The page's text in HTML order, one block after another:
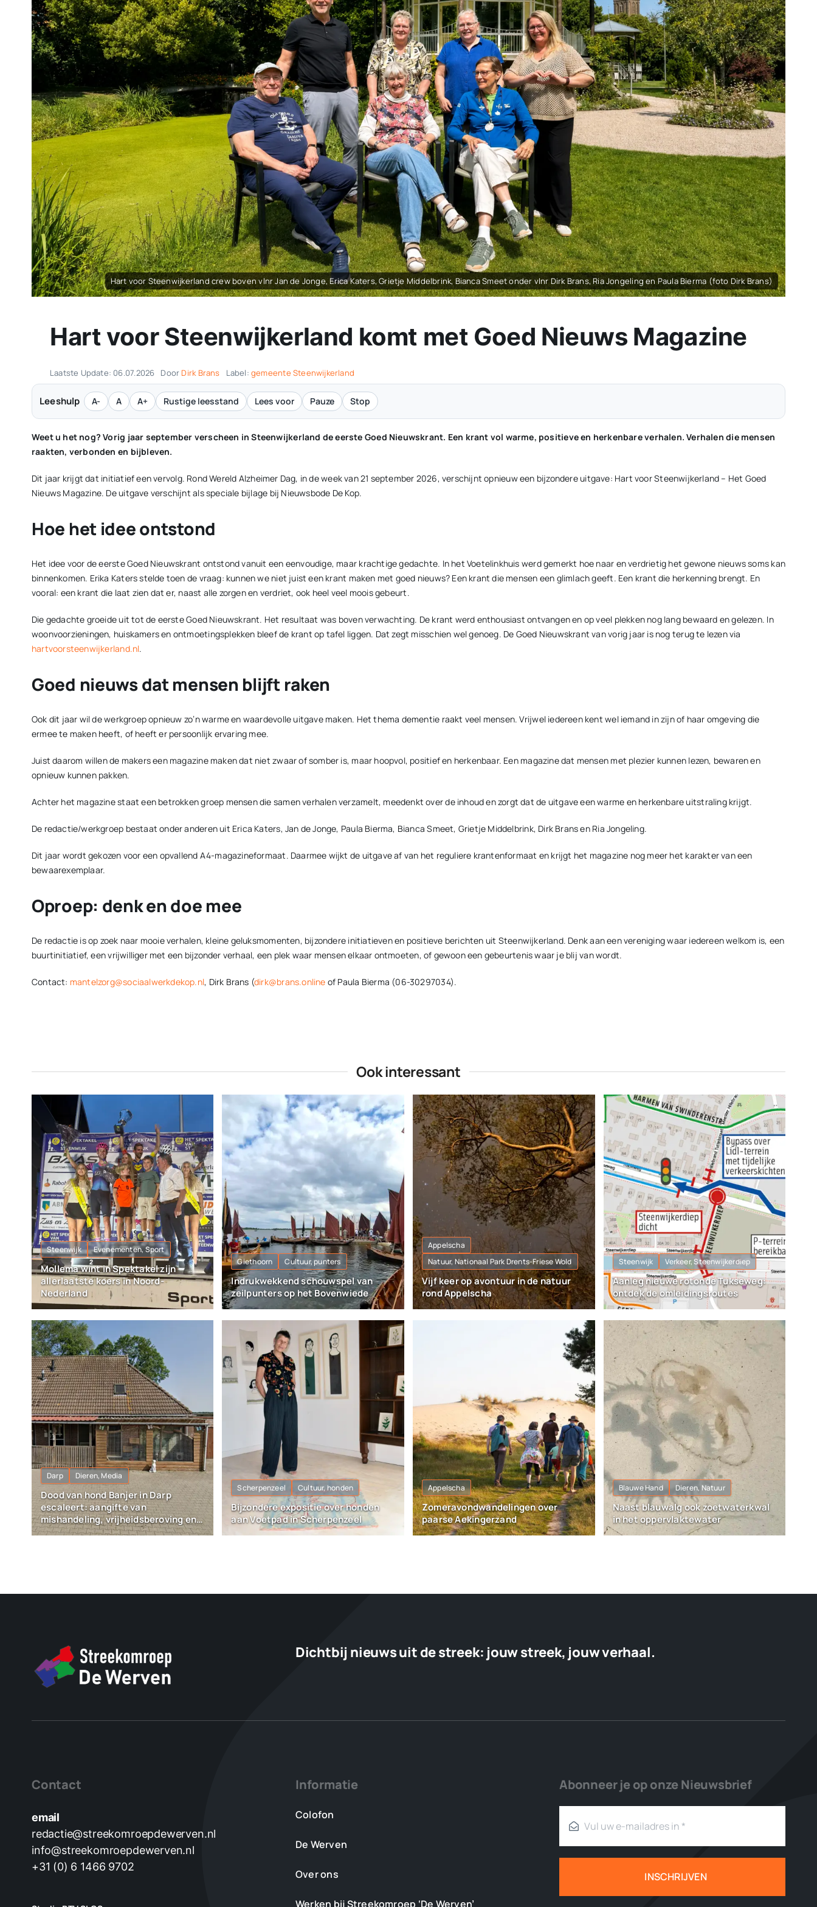
Hart voor Steenwijkerland crew boven vlnr Jan de Jonge, Erica Katers, Grietje Middelbrink, Bianca Smeet onder vlnr Dirk Brans, Ria Jongeling en Paula Bierma (foto Dirk Brans)
Hart voor Steenwijkerland komt met Goed Nieuws Magazine
Laatste Update: 06.07.2026 Door Dirk Brans Label:gemeente Steenwijkerland
Leeshulp A- A A+ Rustige leesstand Lees voor Pauze Stop
Weet u het nog? Vorig jaar september verscheen in Steenwijkerland de eerste Goed Nieuwskrant. Een krant vol warme, positieve en herkenbare verhalen. Verhalen die mensen
raakten, verbonden en bijbleven.
Dit jaar krijgt dat initiatief een vervolg. Rond Wereld Alzheimer Dag, in de week van 21 september 2026, verschijnt opnieuw een bijzondere uitgave: Hart voor Steenwijkerland – Het Goed
Nieuws Magazine. De uitgave verschijnt als speciale bijlage bij Nieuwsbode De Kop.
Hoe het idee ontstond
Het idee voor de eerste Goed Nieuwskrant ontstond vanuit een eenvoudige, maar krachtige gedachte. In het Voetelinkhuis werd gemerkt hoe naar en verdrietig het gewone nieuws soms kan
binnenkomen. Erika Katers stelde toen de vraag: kunnen we niet juist een krant maken met goed nieuws? Een krant die mensen een glimlach geeft. Een krant die herkenning brengt. En
vooral: een krant die laat zien dat er, naast alle zorgen en verdriet, ook heel veel moois gebeurt.
Die gedachte groeide uit tot de eerste Goed Nieuwskrant. Het resultaat was boven verwachting. De krant werd enthousiast ontvangen en op veel plekken nog lang bewaard en gelezen. In
woonvoorzieningen, huiskamers en ontmoetingsplekken bleef de krant op tafel liggen. Dat zegt misschien wel genoeg. De Goed Nieuwskrant van vorig jaar is nog terug te lezen via
hartvoorsteenwijkerland.nl.
Goed nieuws dat mensen blijft raken
Ook dit jaar wil de werkgroep opnieuw zo’n warme en waardevolle uitgave maken. Het thema dementie raakt veel mensen. Vrijwel iedereen kent wel iemand in zijn of haar omgeving die
ermee te maken heeft, of heeft er persoonlijk ervaring mee.
Juist daarom willen de makers een magazine maken dat niet zwaar of somber is, maar hoopvol, positief en herkenbaar. Een magazine dat mensen met plezier kunnen lezen, bewaren en
opnieuw kunnen pakken.
Achter het magazine staat een betrokken groep mensen die samen verhalen verzamelt, meedenkt over de inhoud en zorgt dat de uitgave een warme en herkenbare uitstraling krijgt.
De redactie/werkgroep bestaat onder anderen uit Erica Katers, Jan de Jonge, Paula Bierma, Bianca Smeet, Grietje Middelbrink, Dirk Brans en Ria Jongeling.
Dit jaar wordt gekozen voor een opvallend A4-magazineformaat. Daarmee wijkt de uitgave af van het reguliere krantenformaat en krijgt het magazine nog meer het karakter van een
bewaarexemplaar.
Oproep: denk en doe mee
De redactie is op zoek naar mooie verhalen, kleine geluksmomenten, bijzondere initiatieven en positieve berichten uit Steenwijkerland. Denk aan een vereniging waar iedereen welkom is, een
buurtinitiatief, een vrijwilliger met een bijzonder verhaal, een plek waar mensen elkaar ontmoeten, of gewoon een gebeurtenis waar je blij van wordt.
Contact: mantelzorg@sociaalwerkdekop.nl, Dirk Brans (dirk@brans.online of Paula Bierma (06-30297034).
Ook interessant
Steenwijk Evenementen, Sport
Mollema wint in Spektakel zijn
allerlaatste koers in Noord-
Nederland
Giethoorn Cultuur, punters
Indrukwekkend schouwspel van
zeilpunters op het Bovenwiede
Appelscha
Natuur, Nationaal Park Drents-Friese Wold
Vijf keer op avontuur in de natuur
rond Appelscha
Steenwijk Verkeer, Steenwijkerdiep
Aanleg nieuwe rotonde Tukseweg:
ontdek de omleidingsroutes
Darp Dieren, Media
Dood van hond Banjer in Darp
escaleert: aangifte van
mishandeling, vrijheidsberoving en
vernieling
Scherpenzeel Cultuur, honden
Bijzondere expositie over honden
aan Voetpad in Scherpenzeel
Appelscha
Zomeravondwandelingen over
paarse Aekingerzand
Blauwe Hand Dieren, Natuur
Naast blauwalg ook zoetwaterkwal
in het oppervlaktewater
Dichtbij nieuws uit de streek: jouw streek, jouw verhaal.
Contact
email
redactie@streekomroepdewerven.nl
info@streekomroepdewerven.nl
+31 (0) 6 1466 9702
Informatie
Colofon
De Werven
Over ons
Werken bij Streekomroep ‘De Werven’
Abonneer je op onze Nieuwsbrief
INSCHRIJVEN